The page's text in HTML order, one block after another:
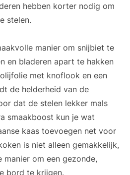
hebben korter nodig om
stelen.
manier om snijbiet te
en bladeren apart te hakken
met knoflook en een
de helderheid van de
dat de stelen lekker mals
smaakboost kun je wat
kaas toevoegen net voor
is niet alleen gemakkelijk,
manier om een gezonde,
bord te krijgen.